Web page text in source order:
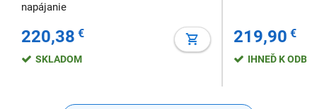
napájanie
220,38 €
SKLADOM
219,90 €
IHNEĎ K